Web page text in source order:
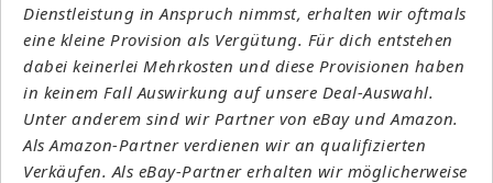
Dienstleistung in Anspruch nimmst, erhalten wir oftmals
eine kleine Provision als Vergütung. Für dich entstehen
dabei keinerlei Mehrkosten und diese Provisionen haben
in keinem Fall Auswirkung auf unsere Deal-Auswahl.
Unter anderem sind wir Partner von eBay und Amazon.
Als Amazon-Partner verdienen wir an qualifizierten
Verkäufen. Als eBay-Partner erhalten wir möglicherweise